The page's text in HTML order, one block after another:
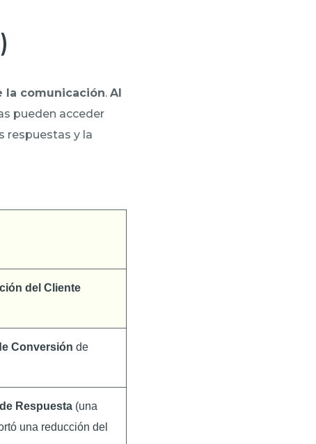
la comunicación. Al
pueden acceder
respuestas y la
del Cliente
Conversión de
Respuesta (una
una reducción del